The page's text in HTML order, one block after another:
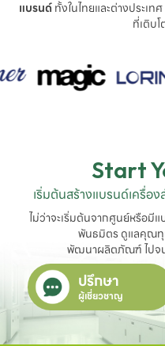
แบรนด์ทั้งในไทยและต่างประเ
ที่เติบ
Start
เริ่มต้นสร้างแบรนด์เครื่
ไม่ว่าจะเริ่มต้นจากศูนย์หรือมี
พันธมิตร ดูแลคุณทุ
พัฒนาผลิตภัณฑ์ ไปจ
ปรึกษา
ผู้เชี่ยวชาญ